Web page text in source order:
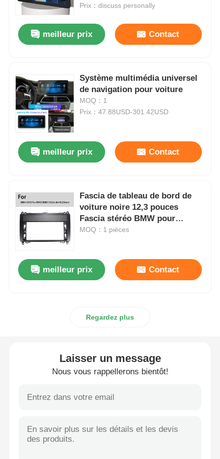
Aperçu
Produits
Prix：discuss personally
meilleur prix Contact
Système multimédia universel
de navigation pour voiture
MOQ：1
Prix：47.88USD-301.42USD
meilleur prix Contact
Fascia de tableau de bord de
voiture noire 12,3 pouces
Fascia stéréo BMW pour
Mercedes Benz B200 2004-2012
MOQ：1 pièces
meilleur prix Contact
Regardez plus
Laisser un message
Nous vous rappellerons bientôt!